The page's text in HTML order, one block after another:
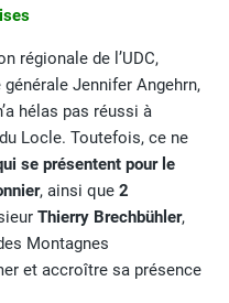
régionale de l’UDC,
Jennifer Angehrn,
hélas pas réussi à
Locle. Toutefois, ce ne
se présentent pour le
, ainsi que 2
Thierry Brechbühler,
Montagnes
et accroître sa présence